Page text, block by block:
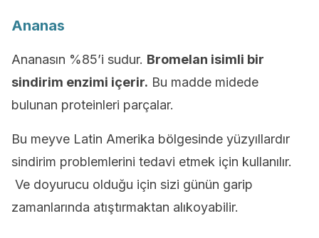
Ananas
Ananasın %85’i sudur. Bromelan isimli bir
sindirim enzimi içerir. Bu madde midede
bulunan proteinleri parçalar.
Bu meyve Latin Amerika bölgesinde yüzyıllardır
sindirim problemlerini tedavi etmek için kullanılır.
Ve doyurucu olduğu için sizi günün garip
zamanlarında atıştırmaktan alıkoyabilir.